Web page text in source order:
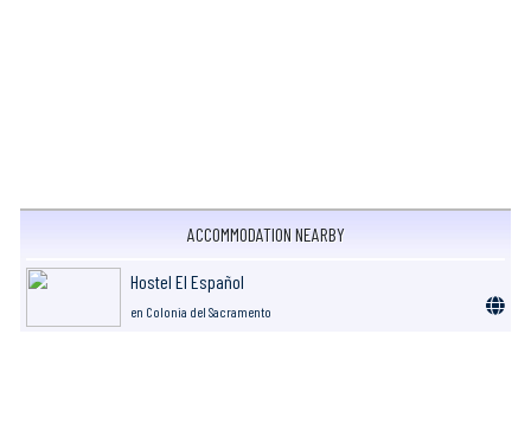
ACCOMMODATION NEARBY
Hostel El Español
en Colonia del Sacramento